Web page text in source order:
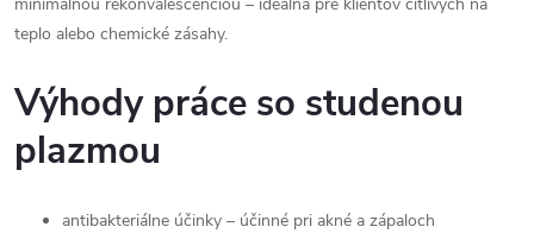
teplo alebo chemické zásahy.
Výhody práce so studenou
plazmou
antibakteriálne účinky – účinné pri akné a zápaloch